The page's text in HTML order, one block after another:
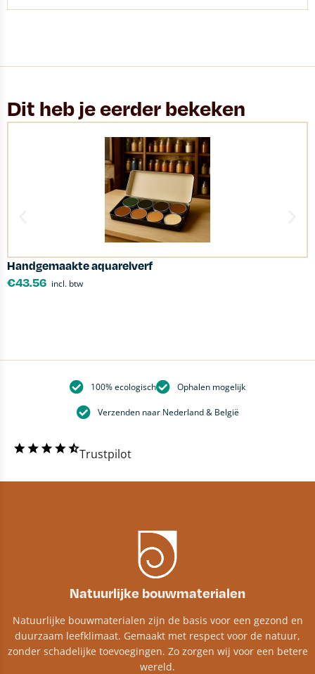
Dit heb je eerder bekeken
Handgemaakte aquarelverf
€43.56 incl. btw
100% ecologisch Ophalen mogelijk
Verzenden naar Nederland & België
Trustpilot
Natuurlijke bouwmaterialen
Natuurlijke bouwmaterialen zijn de basis voor een gezond en
duurzaam leefklimaat. Gemaakt met respect voor de natuur,
zonder schadelijke toevoegingen. Zo zorgen wij voor een betere
wereld.